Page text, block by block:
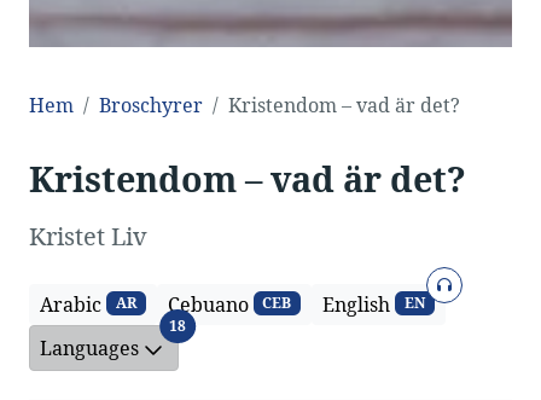
Hem Broschyrer Kristendom – vad är det?
Kristendom – vad är det?
Kristet Liv
Arabic AR Cebuano CEB English EN
Ljud
Languages
18Languages